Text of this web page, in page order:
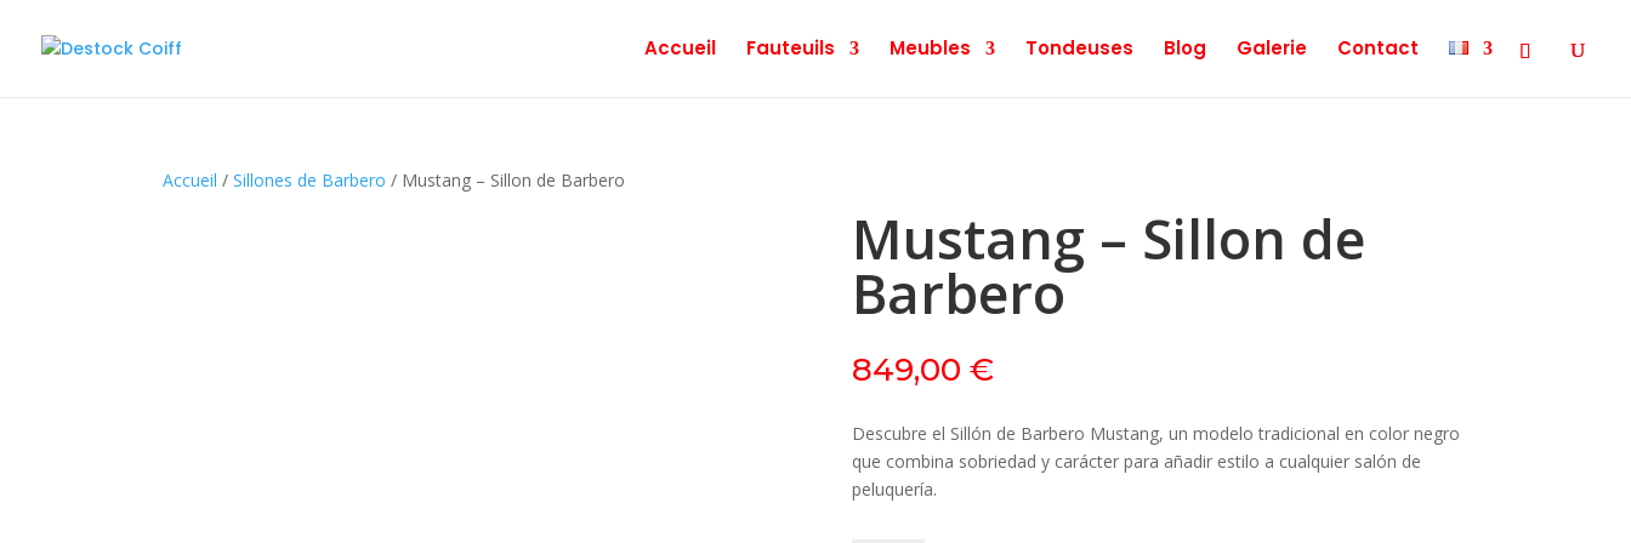
Accueil Fauteuils Meubles Tondeuses Blog Galerie Contact
Accueil /Sillones de Barbero / Mustang – Sillon de Barbero
Mustang – Sillon de
Barbero
849,00 €
Descubre el Sillón de Barbero Mustang, un modelo tradicional en color negro
que combina sobriedad y carácter para añadir estilo a cualquier salón de
peluquería.